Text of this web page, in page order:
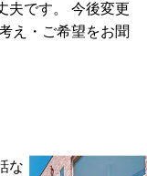
夫です。 今後変更
え・ご希望をお聞
な